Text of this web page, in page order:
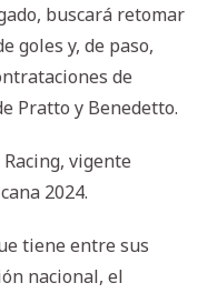
buscará retomar
goles y, de paso,
de
Pratto y Benedetto.
vigente
2024.
tiene entre sus
nacional, el